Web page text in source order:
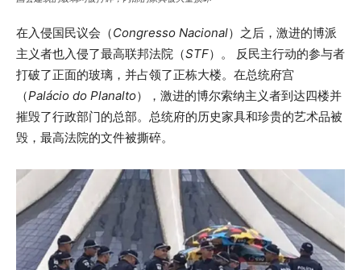
在入侵国民议会（Congresso Nacional）之后，激进的博派
主义者也入侵了最高联邦法院（STF）。 反民主行动的参与者
打破了正面的玻璃，并占领了正栋大楼。在总统府宫
（Palácio do Planalto），激进的博尔索纳主义者到达四楼并
摧毁了行政部门的总部。总统府的历史家具和珍贵的艺术品被
毁，最高法院的文件被撕碎。